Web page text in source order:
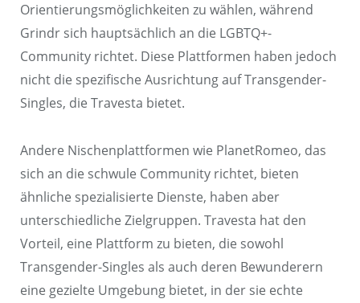
Orientierungsmöglichkeiten zu wählen, während
Grindr sich hauptsächlich an die LGBTQ+-
Community richtet. Diese Plattformen haben jedoch
nicht die spezifische Ausrichtung auf Transgender-
Singles, die Travesta bietet.
Andere Nischenplattformen wie PlanetRomeo, das
sich an die schwule Community richtet, bieten
ähnliche spezialisierte Dienste, haben aber
unterschiedliche Zielgruppen. Travesta hat den
Vorteil, eine Plattform zu bieten, die sowohl
Transgender-Singles als auch deren Bewunderern
eine gezielte Umgebung bietet, in der sie echte